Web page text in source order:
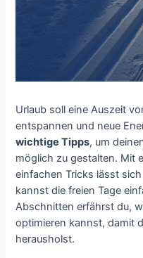
Urlaub soll eine Auszeit
entspannen und neue
wichtige Tipps, um
möglich zu gestalten. Mit
einfachen Tricks lässt
kannst die freien Tage
Abschnitten erfährst du,
optimieren kannst, damit
herausholst.